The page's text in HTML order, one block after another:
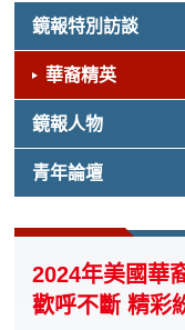
鏡報特別訪談
華裔精英
鏡報人物
青年論壇
2024年美國華
歡呼不斷 精彩